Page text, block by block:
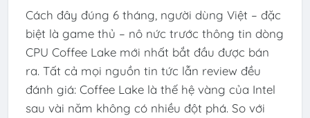
Cách đây đúng 6 tháng, người dùng Việt – đặc
biệt là game thủ – nô nức trước thông tin dòng
CPU Coffee Lake mới nhất bắt đầu được bán
ra. Tất cả mọi nguồn tin tức lẫn review đều
đánh giá: Coffee Lake là thế hệ vàng của Intel
sau vài năm không có nhiều đột phá. So với